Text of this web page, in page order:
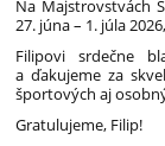
Na Majstrovstvách
27. júna – 1. júla
Filipovi srdečne
a ďakujeme za
športových aj
Gratulujeme, Filip!